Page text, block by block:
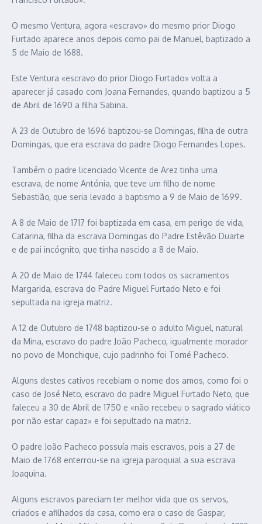
O mesmo Ventura, agora «escravo» do mesmo prior Diogo
Furtado aparece anos depois como pai de Manuel, baptizado a
5 de Maio de 1688.
Este Ventura «escravo do prior Diogo Furtado» volta a
aparecer já casado com Joana Fernandes, quando baptizou a 5
de Abril de 1690 a filha Sabina.
A 23 de Outubro de 1696 baptizou-se Domingas, filha de outra
Domingas, que era escrava do padre Diogo Fernandes Lopes.
Também o padre licenciado Vicente de Arez tinha uma
escrava, de nome Antónia, que teve um filho de nome
Sebastião, que seria levado a baptismo a 9 de Maio de 1699.
A 8 de Maio de 1717 foi baptizada em casa, em perigo de vida,
Catarina, filha da escrava Domingas do Padre Estêvão Duarte
e de pai incógnito, que tinha nascido a 8 de Maio.
A 20 de Maio de 1744 faleceu com todos os sacramentos
Margarida, escrava do Padre Miguel Furtado Neto e foi
sepultada na igreja matriz.
A 12 de Outubro de 1748 baptizou-se o adulto Miguel, natural
da Mina, escravo do padre João Pacheco, igualmente morador
no povo de Monchique, cujo padrinho foi Tomé Pacheco.
Alguns destes cativos recebiam o nome dos amos, como foi o
caso de José Neto, escravo do padre Miguel Furtado Neto, que
faleceu a 30 de Abril de 1750 e «não recebeu o sagrado viático
por não estar capaz» e foi sepultado na matriz.
O padre João Pacheco possuía mais escravos, pois a 27 de
Maio de 1768 enterrou-se na igreja paroquial a sua escrava
Joaquina.
Alguns escravos pareciam ter melhor vida que os servos,
criados e afilhados da casa, como era o caso de Gaspar,